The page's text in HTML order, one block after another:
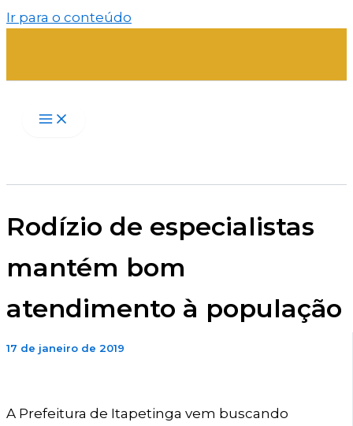
Ir para o conteúdo
Rodízio de especialistas
mantém bom
atendimento à população
17 de janeiro de 2019
A Prefeitura de Itapetinga vem buscando